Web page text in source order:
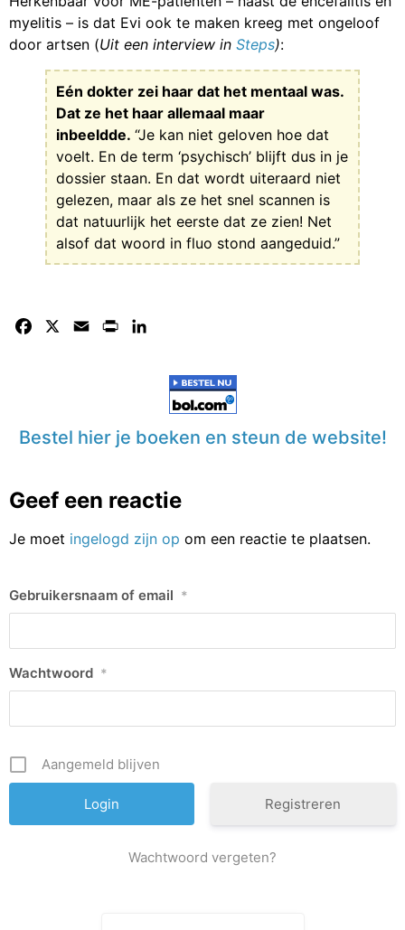
myelitis – is dat Evi ook te maken kreeg met ongeloof
door artsen (Uit een interview in Steps):
Eén dokter zei haar dat het mentaal was.
Dat ze het haar allemaal maar
inbeeldde. “Je kan niet geloven hoe dat
voelt. En de term ‘psychisch’ blijft dus in je
dossier staan. En dat wordt uiteraard niet
gelezen, maar als ze het snel scannen is
dat natuurlijk het eerste dat ze zien! Net
alsof dat woord in fluo stond aangeduid.”
Facebook Email Print
Bestel hier je boeken en steun de website!
Geef een reactie
Je moet ingelogd zijn op om een reactie te plaatsen.
Gebruikersnaam of email *
Wachtwoord *
Aangemeld blijven
Registreren
Wachtwoord vergeten?